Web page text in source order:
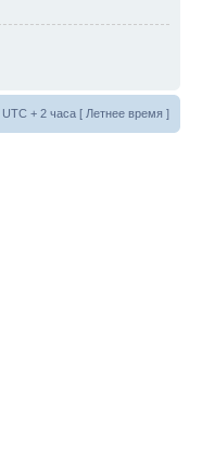
UTC + 2 часа [ Летнее время ]